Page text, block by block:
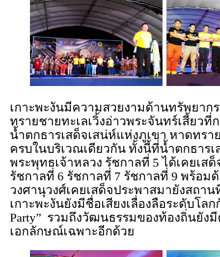
เกาะพะงันมีความสวยงามด้านทรัพยาก
ทรายชายทะเลเวิ้งอ่าวพระจันทร์เสี้ยวที่
น้ำตกธารเสด็จเสน่ห์แห่งภูเขา หาดทร
ครบในบริเวณเดียวกัน ทั้งนี้ที่น้ำตกธาร
พระพุทธเจ้าหลวง รัชกาลที่ 5 ได้เคยเสด็
รัชกาลที่ 6 รัชกาลที่ 7 รัชกาลที่ 9 พร้อม
วงศานุวงศ์เคยเสด็จประพาสมายังสถา
เกาะพะงันยังมีชื่อเสียงเลื่องลือระดับโลก
Party” รวมถึงวัฒนธรรมของท้องถิ่นยัง
เอกลักษณ์เฉพาะอีกด้วย